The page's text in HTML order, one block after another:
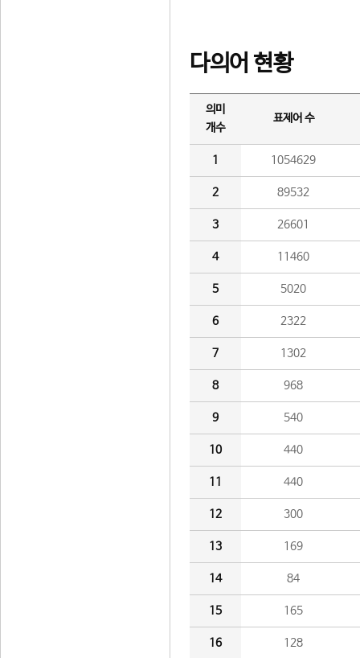
다의어 현황
의미
개수
표제어 수
1 1054629
2 89532
3 26601
4 11460
5 5020
6 2322
7 1302
8 968
9 540
10 440
11 440
12 300
13 169
14 84
15 165
16 128